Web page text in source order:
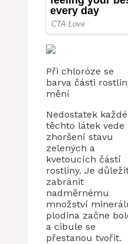
Při chloróze se
barva části
mění
Nedostatek
těchto látek vede
zhoršení stavu
zelených a
kvetoucích částí
rostliny. Je
zabránit
nadměrnému
množství
plodina začne
a cibule se
přestanou tvořit.